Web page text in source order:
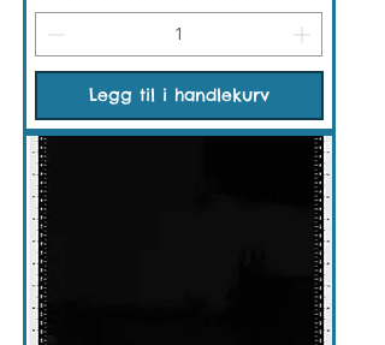
Legg til i handlekurv